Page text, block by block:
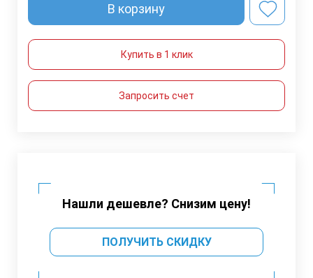
В корзину
Купить в 1 клик
Запросить счет
Нашли дешевле? Снизим цену!
ПОЛУЧИТЬ СКИДКУ